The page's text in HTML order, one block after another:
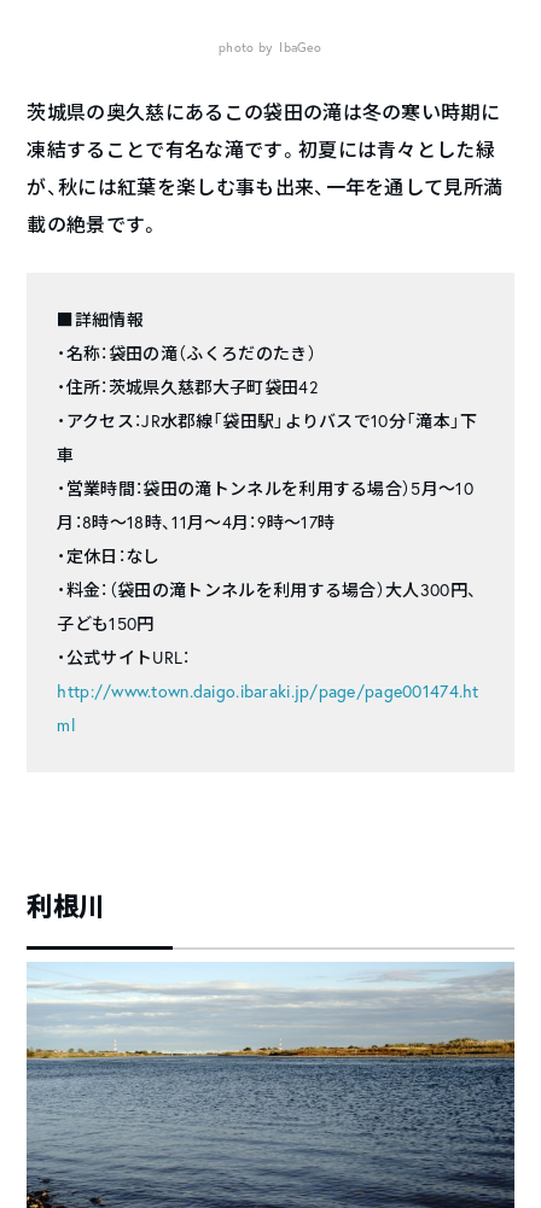
photo by IbaGeo
茨城県の奥久慈にあるこの袋田の滝は冬の寒い時期に
凍結することで有名な滝です。初夏には青々とした緑
が、秋には紅葉を楽しむ事も出来、一年を通して見所満
載の絶景です。
■詳細情報
・名称：袋田の滝（ふくろだのたき）
・住所：茨城県久慈郡大子町袋田42
・アクセス：JR水郡線「袋田駅」よりバスで10分「滝本」下
車
・営業時間：袋田の滝トンネルを利用する場合）5月～10
月：8時～18時、11月～4月：9時～17時
・定休日：なし
・料金：（袋田の滝トンネルを利用する場合）大人300円、
子ども150円
・公式サイトURL：
http://www.town.daigo.ibaraki.jp/page/page001474.ht
ml
利根川